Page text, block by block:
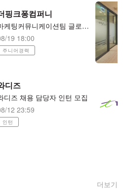
핑크퐁컴퍼니
마케팅커뮤니케이션팀 글로벌 커뮤니케이션 매니저(PR)
19 18:00
주니어경력
디즈
디즈 채용 담당자 인턴 모집
12 23:59
인턴
더보기